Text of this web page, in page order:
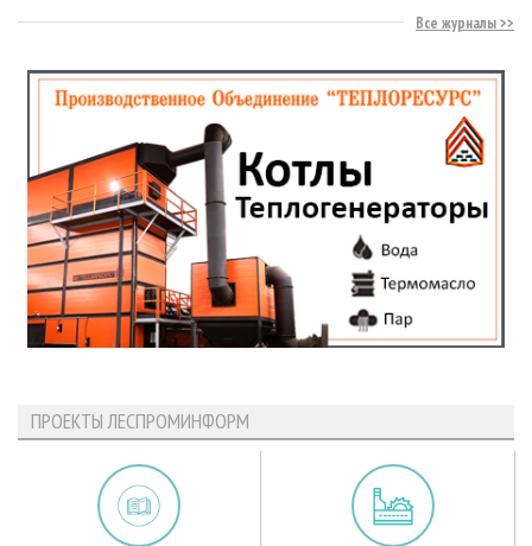
Все журналы
ПРОЕКТЫ ЛЕСПРОМИНФОРМ